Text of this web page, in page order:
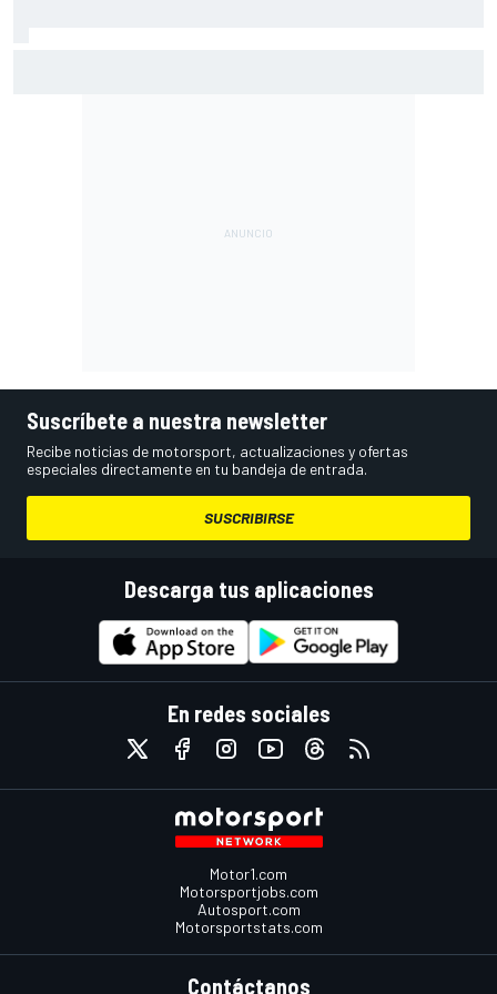
Suscríbete a nuestra newsletter
Recibe noticias de motorsport, actualizaciones y ofertas
especiales directamente en tu bandeja de entrada.
SUSCRIBIRSE
Descarga tus aplicaciones
En redes sociales
Motor1.com
Motorsportjobs.com
Autosport.com
Motorsportstats.com
Contáctanos